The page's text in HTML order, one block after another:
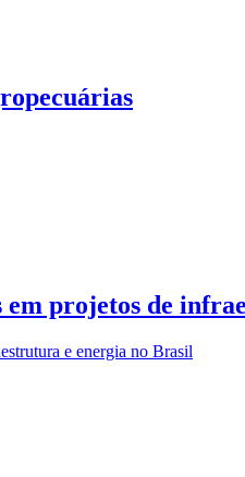
em projetos de
e energia no Brasil